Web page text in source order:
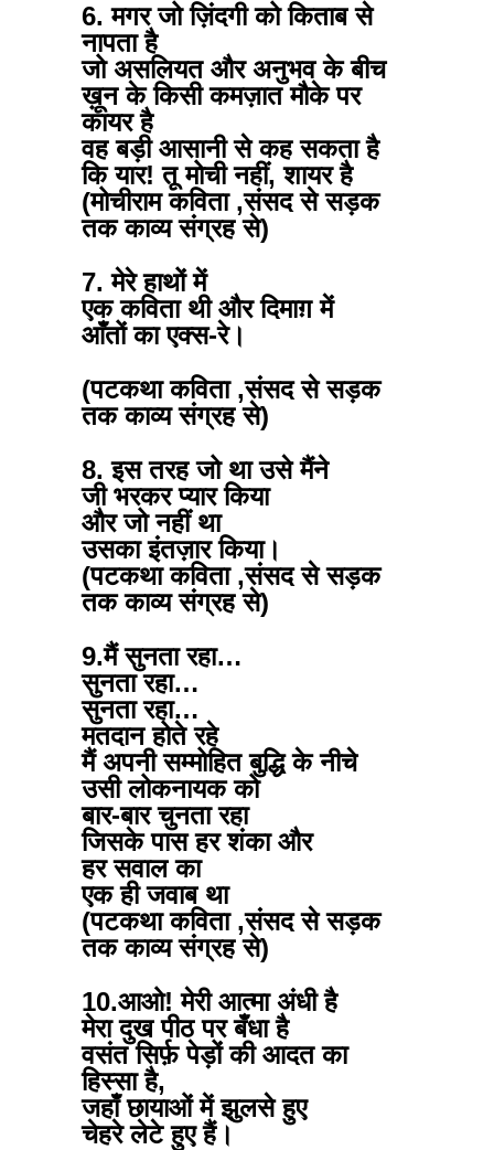
6. मगर जो ज़िंदगी को किताब से
नापता है
जो असलियत और अनुभव के बीच
ख़ून के किसी कमज़ात मौके पर
कायर है
वह बड़ी आसानी से कह सकता है
कि यार! तू मोची नहीं, शायर है
(मोचीराम कविता ,संसद से सड़क
तक काव्य संग्रह से)
7. मेरे हाथों में
एक कविता थी और दिमाग़ में
आँतों का एक्स-रे।
(पटकथा कविता ,संसद से सड़क
तक काव्य संग्रह से)
8. इस तरह जो था उसे मैंने
जी भरकर प्यार किया
और जो नहीं था
उसका इंतज़ार किया।
(पटकथा कविता ,संसद से सड़क
तक काव्य संग्रह से)
9.मैं सुनता रहा…
सुनता रहा…
सुनता रहा…
मतदान होते रहे
मैं अपनी सम्मोहित बुद्धि के नीचे
उसी लोकनायक को
बार-बार चुनता रहा
जिसके पास हर शंका और
हर सवाल का
एक ही जवाब था
(पटकथा कविता ,संसद से सड़क
तक काव्य संग्रह से)
10.आओ! मेरी आत्मा अंधी है
मेरा दुख पीठ पर बँधा है
वसंत सिर्फ़ पेड़ों की आदत का
हिस्सा है,
जहाँ छायाओं में झुलसे हुए
चेहरे लेटे हुए हैं।